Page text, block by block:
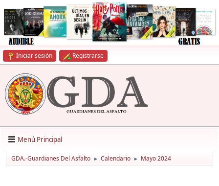
Iniciar sesión Registrarse
Menú Principal
GDA.-Guardianes Del Asfalto ► Calendario ► Mayo 2024